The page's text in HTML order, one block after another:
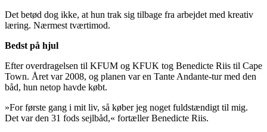
Det betød dog ikke, at hun trak sig tilbage fra arbejdet med kreativ
læring. Nærmest tværtimod.
Bedst på hjul
Efter overdragelsen til KFUM og KFUK tog Benedicte Riis til Cape
Town. Året var 2008, og planen var en Tante Andante-tur med den
båd, hun netop havde købt.
»For første gang i mit liv, så køber jeg noget fuldstændigt til mig.
Det var den 31 fods sejlbåd,« fortæller Benedicte Riis.